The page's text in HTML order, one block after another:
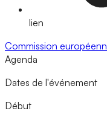
lien
Commission
Agenda
Dates de l'événement
Début